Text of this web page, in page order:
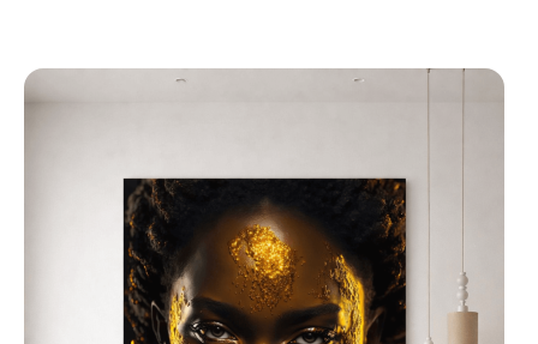
atmosferę inspiracji i stylu.
obraz?
Szklane obrazy najlepiej
umieścić w centralnym
punkcie pomieszczenia,
takim jak salon, jadalnia lub